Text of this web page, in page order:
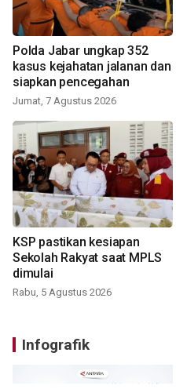
Polda Jabar ungkap 352
kasus kejahatan jalanan dan
siapkan pencegahan
Jumat, 7 Agustus 2026
KSP pastikan kesiapan
Sekolah Rakyat saat MPLS
dimulai
Rabu, 5 Agustus 2026
Infografik